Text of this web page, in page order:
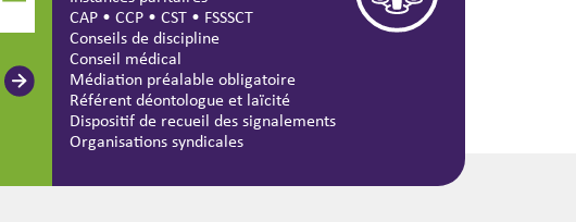
CAP • CCP • CST • FSSSCT
Conseils de discipline
Conseil médical
Médiation préalable obligatoire
Référent déontologue et laïcité
Dispositif de recueil des signalements
Organisations syndicales